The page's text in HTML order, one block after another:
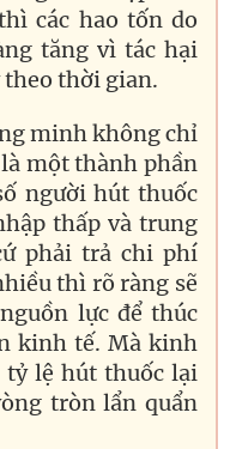
các hao tốn do
tăng vì tác hại
theo thời gian.
minh không chỉ
một thành phần
người hút thuốc
thấp và trung
phải trả chi phí
thì rõ ràng sẽ
lực để thúc
kinh tế. Mà kinh
lệ hút thuốc lại
tròn lẩn quẩn